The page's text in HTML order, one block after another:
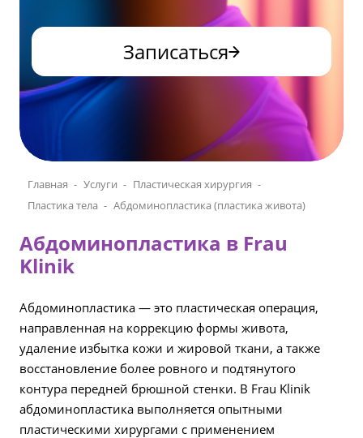
Записаться
Главная Услуги
Пластическая хирургия
Пластика тела
Абдоминопластика (пластика живота)
Абдоминопластика в Frau
Klinik
Абдоминопластика — это пластическая операция,
направленная на коррекцию формы живота,
удаление избытка кожи и жировой ткани, а также
восстановление более ровного и подтянутого
контура передней брюшной стенки. В Frau Klinik
абдоминопластика выполняется опытными
пластическими хирургами с применением